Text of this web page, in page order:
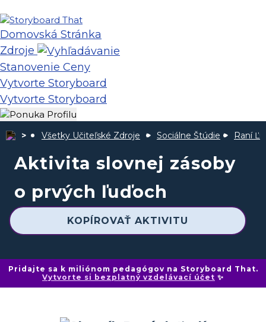
Domovská Stránka
Zdroje
Stanovenie Ceny
Vytvorte Storyboard
Vytvorte Storyboard
Všetky Učiteľské Zdroje Sociálne Štúdie Raní
Aktivita slovnej zásoby
o prvých ľuďoch
KOPÍROVAŤ AKTIVITU
Pridajte sa k miliónom pedagógov na Storyboard That.
Vytvorte si bezplatný vzdelávací účet ✨